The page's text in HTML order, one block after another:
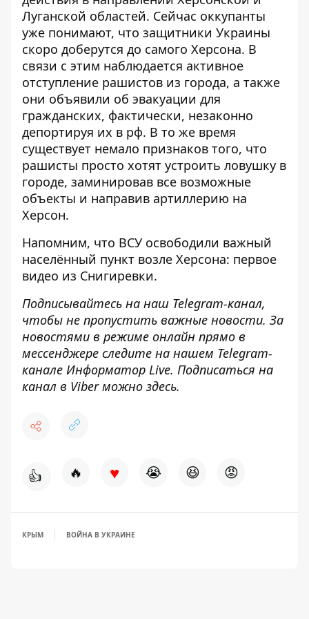
Луганской областей. Сейчас оккупанты
уже понимают, что защитники Украины
скоро доберутся до самого Херсона. В
связи с этим наблюдается активное
отступление рашистов из города, а также
они объявили об эвакуации для
гражданских, фактически, незаконно
депортируя их в рф. В то же время
существует немало признаков того, что
рашисты просто хотят устроить ловушку в
городе, заминировав все возможные
объекты и направив артиллерию на
Херсон.
Напомним, что ВСУ освободили важный
населённый пункт возле Херсона: первое
видео из Снигиревки.
Подписывайтесь на наш Telegram-канал,
чтобы не пропустить важные новости. За
новостями в режиме онлайн прямо в
мессенджере следите на нашем Telegram-
канале Информатор Live. Подписаться на
канал в Viber можно здесь.
👍 🔥 ♥ 😭 😆 😡
КРЫМ ВОЙНА В УКРАИНЕ